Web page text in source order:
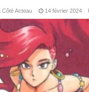
Côté Acteau 14 février 2024